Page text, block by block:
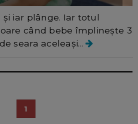
iar plânge. Iar totul
când bebe împlinește 3
seara aceleași...
1